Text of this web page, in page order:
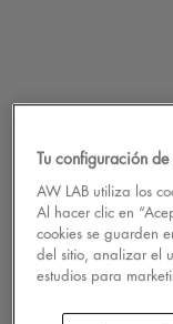
Tu configuración
AW LAB utiliza los
Al hacer clic en
cookies se guarden
del sitio, analizar el
estudios para